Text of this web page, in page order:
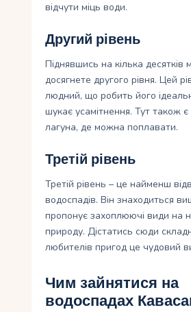
відчути міць води.
Другий рівень
Піднявшись на кілька десятків
досягнете другого рівня. Цей
людний, що робить його
шукає усамітнення. Тут також
лагуна, де можна поплавати.
Третій рівень
Третій рівень – це найменш
водоспадів. Він знаходиться
пропонує захоплюючі види на
природу. Дістатись сюди
любителів пригод це чудовий
Чим зайнятися на
водоспадах